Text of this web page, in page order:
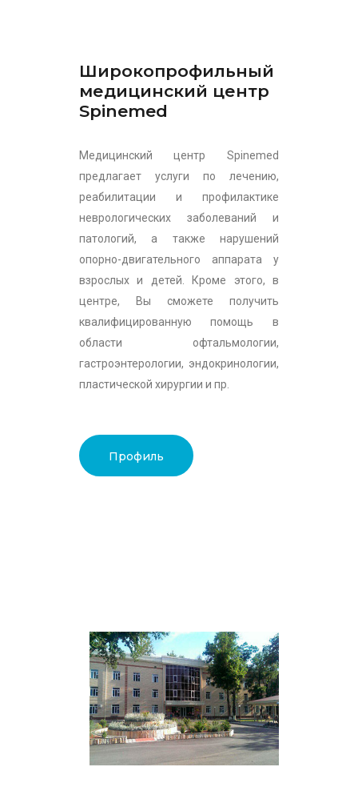
Широкопрофильный
медицинский центр
Spinemed
Медицинский центр Spinemed
предлагает услуги по лечению,
реабилитации и профилактике
неврологических заболеваний и
патологий, а также нарушений
опорно-двигательного аппарата у
взрослых и детей. Кроме этого, в
центре, Вы сможете получить
квалифицированную помощь в
области офтальмологии,
гастроэнтерологии, эндокринологии,
пластической хирургии и пр.
Профиль